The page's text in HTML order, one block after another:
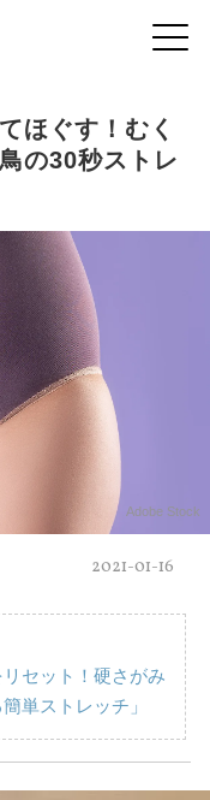
ほぐす！むく
の30秒ストレ
Adobe Stock
2021-01-16
セット！硬さがみ
単ストレッチ」